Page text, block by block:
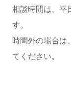
相談時間は、平
す。
時間外の場合は
てください。